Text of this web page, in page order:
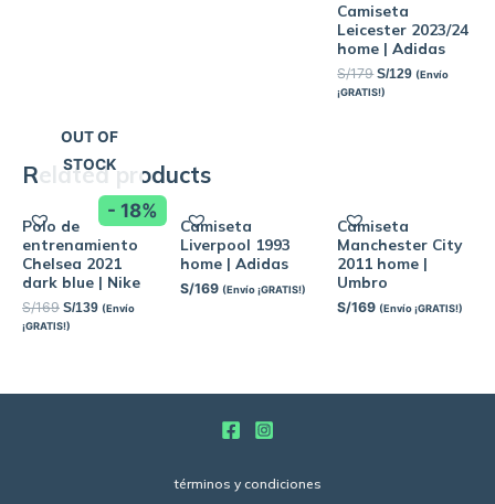
Camiseta
Leicester 2023/24
home | Adidas
S/179 S/129 (Envío
¡GRATIS!)
Related products
- 18%
OUT OF
STOCK
Polo de
entrenamiento
Chelsea 2021
dark blue | Nike
S/169 S/139 (Envío
¡GRATIS!)
Camiseta
Liverpool 1993
home | Adidas
S/169 (Envío ¡GRATIS!)
Camiseta
Manchester City
2011 home |
Umbro
S/169 (Envío ¡GRATIS!)
términos y condiciones